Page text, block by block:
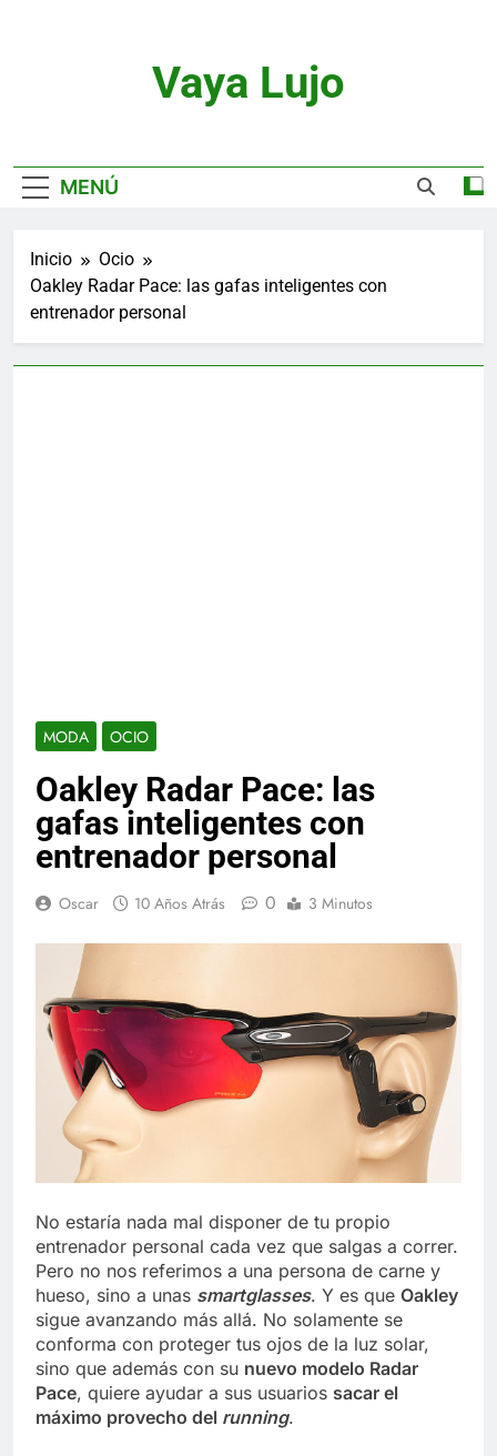
Vaya Lujo
MENÚ
Inicio
Ocio
Oakley Radar Pace: las gafas inteligentes con
entrenador personal
MODA OCIO
Oakley Radar Pace: las
gafas inteligentes con
entrenador personal
Oscar 10 Años Atrás 0 3 Minutos
No estaría nada mal disponer de tu propio
entrenador personal cada vez que salgas a correr.
Pero no nos referimos a una persona de carne y
hueso, sino a unas smartglasses. Y es que Oakley
sigue avanzando más allá. No solamente se
conforma con proteger tus ojos de la luz solar,
sino que además con su nuevo modelo Radar
Pace, quiere ayudar a sus usuarios sacar el
máximo provecho del running.